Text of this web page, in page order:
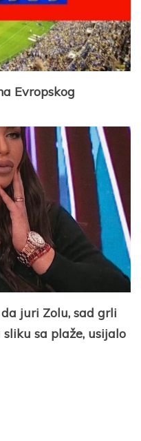
Evropskog
juri Zolu, sad grli
sa plaže, usijalo